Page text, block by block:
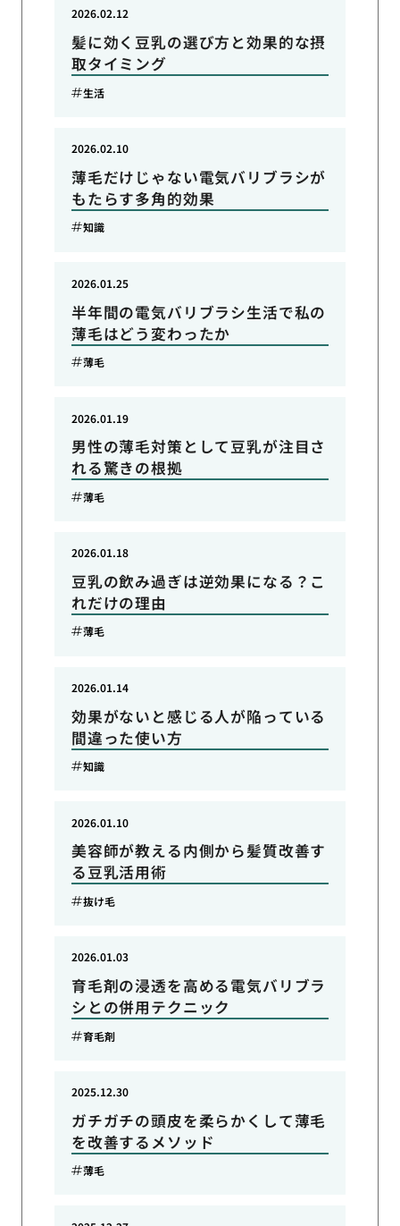
髪に効く豆乳の選び方と効果的な摂
取タイミング
2026.02.12
生活
薄毛だけじゃない電気バリブラシが
もたらす多角的効果
2026.02.10
知識
半年間の電気バリブラシ生活で私の
薄毛はどう変わったか
2026.01.25
薄毛
男性の薄毛対策として豆乳が注目さ
れる驚きの根拠
2026.01.19
薄毛
豆乳の飲み過ぎは逆効果になる？こ
れだけの理由
2026.01.18
薄毛
効果がないと感じる人が陥っている
間違った使い方
2026.01.14
知識
美容師が教える内側から髪質改善す
る豆乳活用術
2026.01.10
抜け毛
育毛剤の浸透を高める電気バリブラ
シとの併用テクニック
2026.01.03
育毛剤
ガチガチの頭皮を柔らかくして薄毛
を改善するメソッド
2025.12.30
薄毛